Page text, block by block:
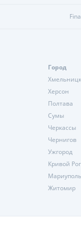
Город
Херсон
Полтава
Сумы
Черкассы
Чернигов
Ужгород
Кривой Рог
Мариуполь
Житомир